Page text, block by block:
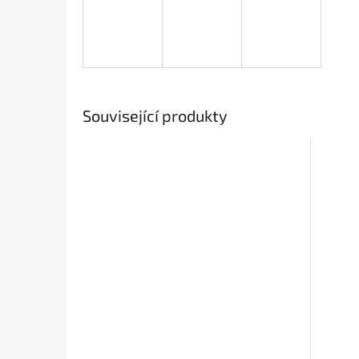
Související produkty